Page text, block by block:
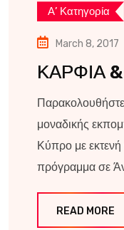
Α’ Κατηγορία
March 8, 2017
ΚΑΡΦΙΑ
μοναδικής
Κύπρο με
πρόγραμμα σε
READ MORE